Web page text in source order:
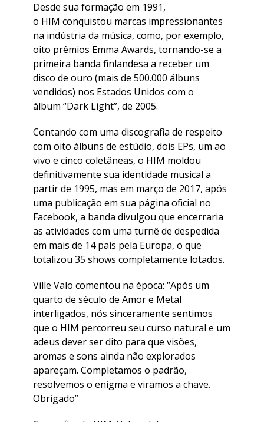
Desde sua formação em 1991,
o HIM conquistou marcas impressionantes
na indústria da música, como, por exemplo,
oito prêmios Emma Awards, tornando-se a
primeira banda finlandesa a receber um
disco de ouro (mais de 500.000 álbuns
vendidos) nos Estados Unidos com o
álbum “Dark Light”, de 2005.
Contando com uma discografia de respeito
com oito álbuns de estúdio, dois EPs, um ao
vivo e cinco coletâneas, o HIM moldou
definitivamente sua identidade musical a
partir de 1995, mas em março de 2017, após
uma publicação em sua página oficial no
Facebook, a banda divulgou que encerraria
as atividades com uma turnê de despedida
em mais de 14 país pela Europa, o que
totalizou 35 shows completamente lotados.
Ville Valo comentou na época: “Após um
quarto de século de Amor e Metal
interligados, nós sinceramente sentimos
que o HIM percorreu seu curso natural e um
adeus dever ser dito para que visões,
aromas e sons ainda não explorados
apareçam. Completamos o padrão,
resolvemos o enigma e viramos a chave.
Obrigado”